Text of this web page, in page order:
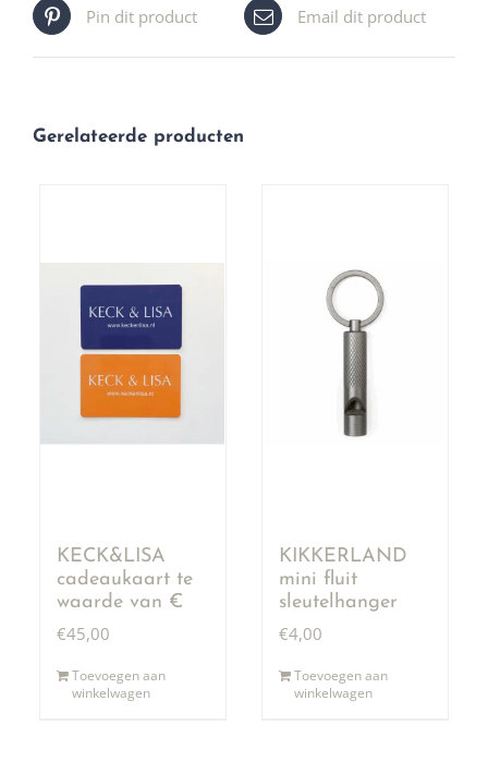
Pin dit product Email dit product
Gerelateerde producten
KECK&LISA
cadeaukaart te
waarde van €
50,00
€45,00
Toevoegen aan
winkelwagen
KIKKERLAND
mini fluit
sleutelhanger
€4,00
Toevoegen aan
winkelwagen